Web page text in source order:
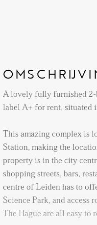
A lovely fully furnished 2-
label A+ for rent, situated
This amazing complex is
Station, making the
property is in the city
shopping streets, bars,
centre of Leiden has to
Science Park, and access
The Hague are all easy to